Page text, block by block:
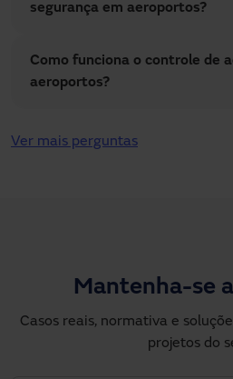
segurança em aeroportos?
Como funciona o controle de
aeroportos?
Ver mais perguntas
Mantenha-se
Casos reais, normativa e
projetos do